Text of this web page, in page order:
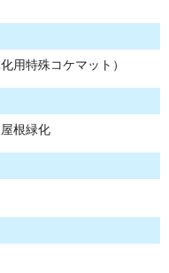
用特殊コケマット）
根緑化